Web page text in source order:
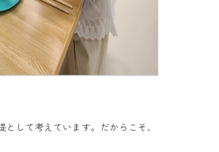
して考えています。だからこそ、